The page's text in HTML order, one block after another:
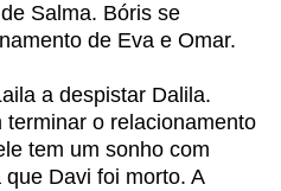
Salma. Bóris se
de Eva e Omar.
a despistar Dalila.
o relacionamento
tem um sonho com
Davi foi morto. A